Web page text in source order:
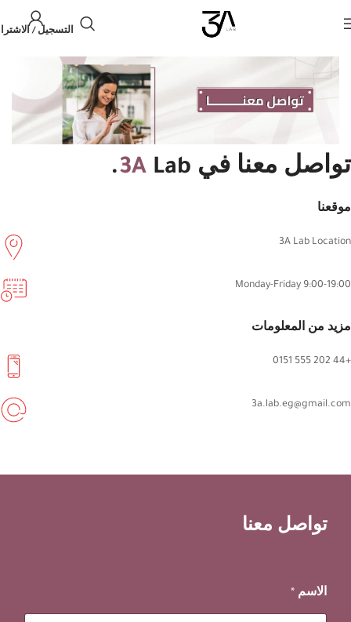
التسجيل /
تواصل معنا في 3A Lab.
موقعنا
3A Lab Location
Monday-Friday 9:00-19:00
مزيد من المعلومات
+44 202 555 0151
3a.lab.eg@gmail.com
تواصل معنا
الاسم *